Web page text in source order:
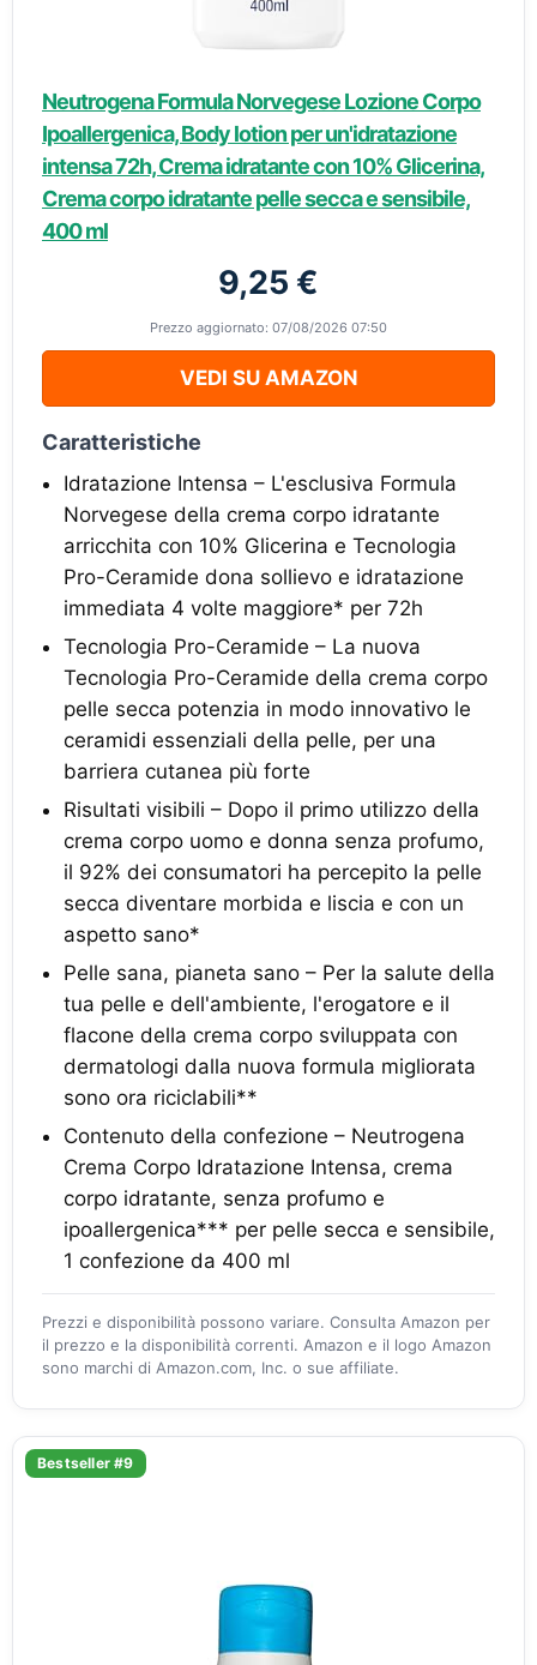
Neutrogena Formula Norvegese Lozione Corpo
Ipoallergenica, Body lotion per un'idratazione
intensa 72h, Crema idratante con 10% Glicerina,
Crema corpo idratante pelle secca e sensibile,
400 ml
9,25 €
Prezzo aggiornato: 07/08/2026 07:50
VEDI SU AMAZON
Caratteristiche
Idratazione Intensa – L'esclusiva Formula
Norvegese della crema corpo idratante
arricchita con 10% Glicerina e Tecnologia
Pro-Ceramide dona sollievo e idratazione
immediata 4 volte maggiore* per 72h
Tecnologia Pro-Ceramide – La nuova
Tecnologia Pro-Ceramide della crema corpo
pelle secca potenzia in modo innovativo le
ceramidi essenziali della pelle, per una
barriera cutanea più forte
Risultati visibili – Dopo il primo utilizzo della
crema corpo uomo e donna senza profumo,
il 92% dei consumatori ha percepito la pelle
secca diventare morbida e liscia e con un
aspetto sano*
Pelle sana, pianeta sano – Per la salute della
tua pelle e dell'ambiente, l'erogatore e il
flacone della crema corpo sviluppata con
dermatologi dalla nuova formula migliorata
sono ora riciclabili**
Contenuto della confezione – Neutrogena
Crema Corpo Idratazione Intensa, crema
corpo idratante, senza profumo e
ipoallergenica*** per pelle secca e sensibile,
1 confezione da 400 ml
Prezzi e disponibilità possono variare. Consulta Amazon per
il prezzo e la disponibilità correnti. Amazon e il logo Amazon
sono marchi di Amazon.com, Inc. o sue affiliate.
Bestseller #9